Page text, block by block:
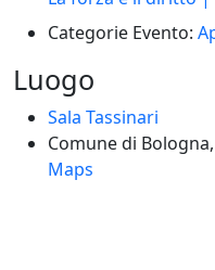
Categorie Evento:
Luogo
Sala Tassinari
Comune di
Maps